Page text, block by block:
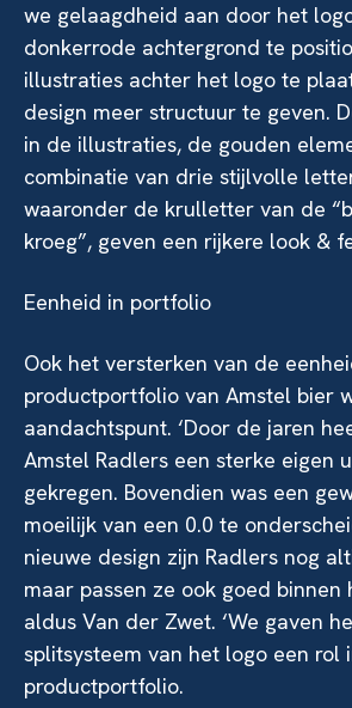
we gelaagdheid aan door het
donkerrode achtergrond te
illustraties achter het logo te
design meer structuur te geven.
in de illustraties, de gouden
combinatie van drie stijlvolle
waaronder de krulletter van de
kroeg”, geven een rijkere look &
Eenheid in portfolio
Ook het versterken van de
productportfolio van Amstel bier
aandachtspunt. ‘Door de jaren
Amstel Radlers een sterke eigen
gekregen. Bovendien was een
moeilijk van een 0.0 te
nieuwe design zijn Radlers nog
maar passen ze ook goed binnen
aldus Van der Zwet. ‘We gaven
splitsysteem van het logo een rol
productportfolio.